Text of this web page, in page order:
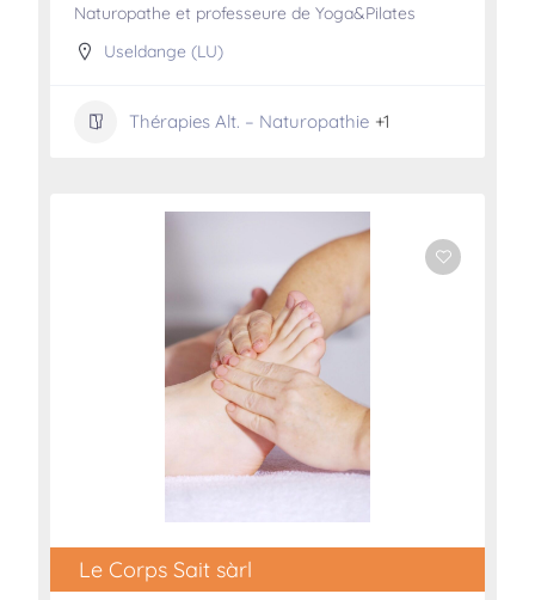
Naturopathe et professeure de Yoga&Pilates
Useldange (LU)
Thérapies Alt. – Naturopathie +1
Le Corps Sait sàrl